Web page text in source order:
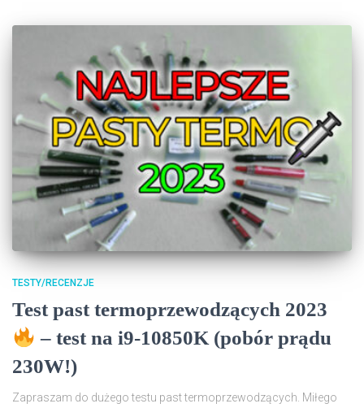
TESTY/RECENZJE
Test past termoprzewodzących 2023
– test na i9-10850K (pobór prądu
230W!)
Zapraszam do dużego testu past termoprzewodzących. Miłego